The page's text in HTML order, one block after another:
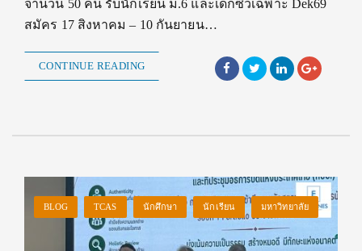
จำนวน 50 คน รับนักเรียน ม.6 และเด็กซิ่วเฉพาะ Dek69
สมัคร 17 สิงหาคม – 10 กันยายน…
CONTINUE READING
BLOG TCAS นักศึกษา นักเรียน มหาวิทยาลัย